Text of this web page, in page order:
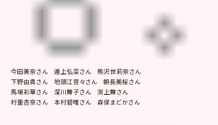
今田美奈さん 運上弘菜さん 熊沢世莉奈さん
下野由貴さん 地頭江音々さん 朝長美桜さん
馬場彩華さん 深川舞子さん 渕上舞さん
村重杏奈さん 本村碧唯さん 森保まどかさん